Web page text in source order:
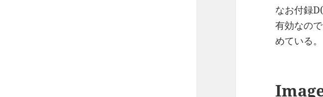
なお付録
有効なの
めている。